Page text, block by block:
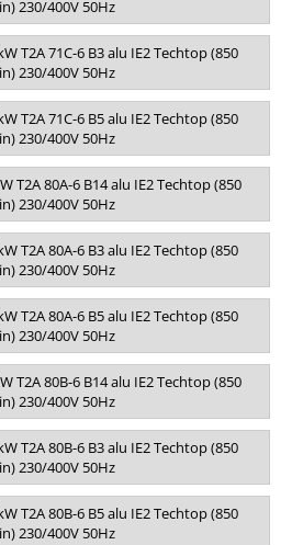
230/400V 50Hz
T2A 71C-6 B3 alu IE2 Techtop (850
230/400V 50Hz
T2A 71C-6 B5 alu IE2 Techtop (850
230/400V 50Hz
T2A 80A-6 B14 alu IE2 Techtop (850
230/400V 50Hz
T2A 80A-6 B3 alu IE2 Techtop (850
230/400V 50Hz
T2A 80A-6 B5 alu IE2 Techtop (850
230/400V 50Hz
T2A 80B-6 B14 alu IE2 Techtop (850
230/400V 50Hz
T2A 80B-6 B3 alu IE2 Techtop (850
230/400V 50Hz
T2A 80B-6 B5 alu IE2 Techtop (850
230/400V 50Hz